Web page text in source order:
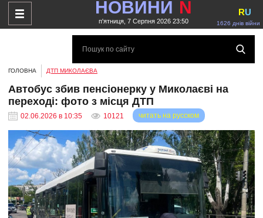
НОВИНИ N
п'ятниця, 7 Серпня 2026 23:50 1626 днів війни
RU
ГОЛОВНА ДТП МИКОЛАЄВА
Автобус збив пенсіонерку у Миколаєві на
переході: фото з місця ДТП
02.06.2026 в 10:35 10121 читать на русском